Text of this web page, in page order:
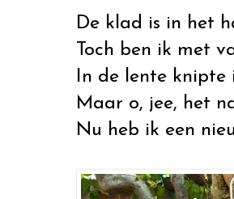
De klad is in het
Toch ben ik met
In de lente knipte
Maar o, jee, het
Nu heb ik een